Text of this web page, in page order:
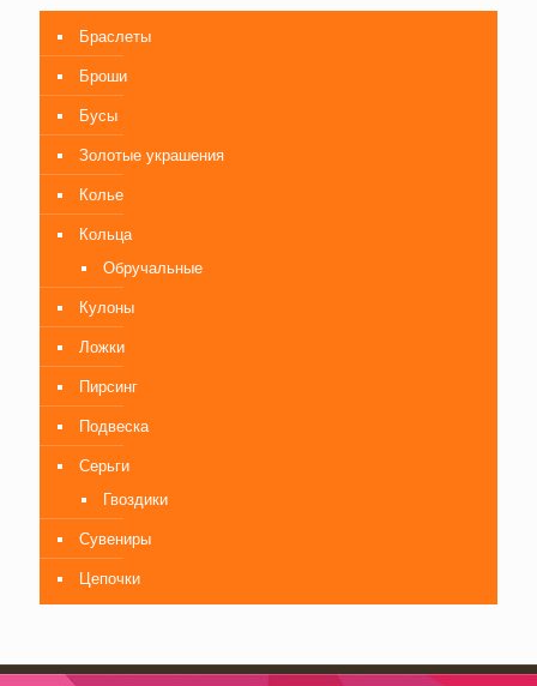
Браслеты
Броши
Бусы
Золотые украшения
Колье
Кольца
Обручальные
Кулоны
Ложки
Пирсинг
Подвеска
Серьги
Гвоздики
Сувениры
Цепочки